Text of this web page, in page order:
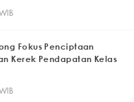
Fokus Penciptaan
Kerek Pendapatan Kelas